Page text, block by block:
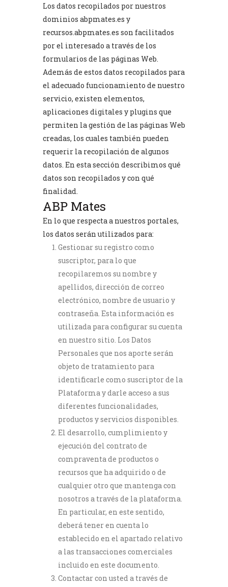
Los datos recopilados por nuestros
dominios abpmates.es y
recursos.abpmates.es son facilitados
por el interesado a través de los
formularios de las páginas Web.
Además de estos datos recopilados para
el adecuado funcionamiento de nuestro
servicio, existen elementos,
aplicaciones digitales y plugins que
permiten la gestión de las páginas Web
creadas, los cuales también pueden
requerir la recopilación de algunos
datos. En esta sección describimos qué
datos son recopilados y con qué
finalidad.
ABP Mates
En lo que respecta a nuestros portales,
los datos serán utilizados para:
Gestionar su registro como
suscriptor, para lo que
recopilaremos su nombre y
apellidos, dirección de correo
electrónico, nombre de usuario y
contraseña. Esta información es
utilizada para configurar su cuenta
en nuestro sitio. Los Datos
Personales que nos aporte serán
objeto de tratamiento para
identificarle como suscriptor de la
Plataforma y darle acceso a sus
diferentes funcionalidades,
productos y servicios disponibles.
El desarrollo, cumplimiento y
ejecución del contrato de
compraventa de productos o
recursos que ha adquirido o de
cualquier otro que mantenga con
nosotros a través de la plataforma.
En particular, en este sentido,
deberá tener en cuenta lo
establecido en el apartado relativo
a las transacciones comerciales
incluido en este documento.
Contactar con usted a través de